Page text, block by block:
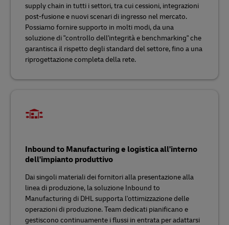
supply chain in tutti i settori, tra cui cessioni, integrazioni
post-fusione e nuovi scenari di ingresso nel mercato.
Possiamo fornire supporto in molti modi, da una
soluzione di "controllo dell'integrità e benchmarking" che
garantisca il rispetto degli standard del settore, fino a una
riprogettazione completa della rete.
Inbound to Manufacturing e logistica all'interno
dell'impianto produttivo
Dai singoli materiali dei fornitori alla presentazione alla
linea di produzione, la soluzione Inbound to
Manufacturing di DHL supporta l'ottimizzazione delle
operazioni di produzione. Team dedicati pianificano e
gestiscono continuamente i flussi in entrata per adattarsi